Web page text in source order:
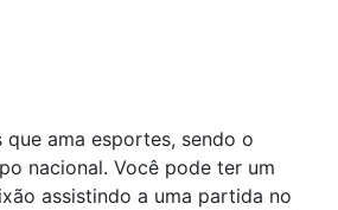
que ama esportes, sendo o
nacional. Você pode ter um
assistindo a uma partida no